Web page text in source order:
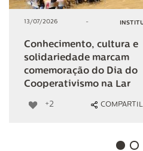
13/07/2026 -
Conhecimento, cultura e
solidariedade marcam
comemoração do Dia do
Cooperativismo na Lar
+2